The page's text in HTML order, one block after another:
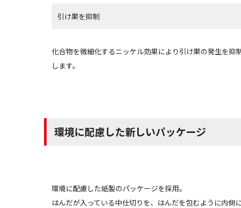
引け巣を抑制
化合物を微細化するニッケル効果により引け巣の発生を抑
します。
環境に配慮した新しいパッケージ
環境に配慮した紙製のパッケージを採用。
はんだが入っている中仕切りを、はんだを包むように内側